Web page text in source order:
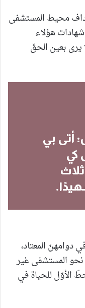
محيط المستشفى
شهادات هؤلاء
بعين الحقّ
أتى بي
كي
المعتاد،
المستشفى غير
الأوّل للحياة في